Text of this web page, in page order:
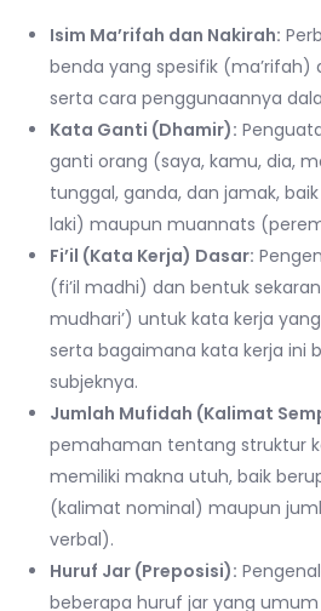
Isim Ma’rifah dan Nakirah:
benda yang spesifik
serta cara penggunaannya
Kata Ganti (Dhamir):
ganti orang (saya, kamu, dia,
tunggal, ganda, dan jamak,
laki) maupun muannats
Fi’il (Kata Kerja) Dasar:
(fi’il madhi) dan bentuk
mudhari’) untuk kata kerja
serta bagaimana kata kerja ini
subjeknya.
Jumlah Mufidah (Kalimat
pemahaman tentang struktur
memiliki makna utuh, baik
(kalimat nominal) maupun
verbal).
Huruf Jar (Preposisi):
beberapa huruf jar yang